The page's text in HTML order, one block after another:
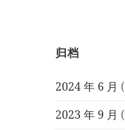
归档
2024 年 6 月
2023 年 9 月